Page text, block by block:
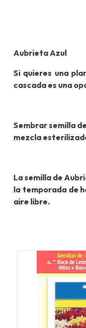
Aubrieta Azul
Si quieres una
cascada es una
Sembrar semilla
mezcla
La semilla de
la temporada de
aire libre.